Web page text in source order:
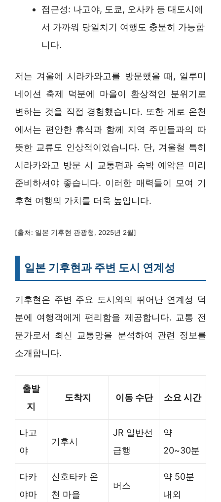
접근성: 나고야, 도쿄, 오사카 등 대도시에
서 가까워 당일치기 여행도 충분히 가능합
니다.
저는 겨울에 시라카와고를 방문했을 때, 일루미
네이션 축제 덕분에 마을이 환상적인 분위기로
변하는 것을 직접 경험했습니다. 또한 게로 온천
에서는 편안한 휴식과 함께 지역 주민들과의 따
뜻한 교류도 인상적이었습니다. 단, 겨울철 특히
시라카와고 방문 시 교통편과 숙박 예약은 미리
준비하셔야 좋습니다. 이러한 매력들이 모여 기
후현 여행의 가치를 더욱 높입니다.
[출처: 일본 기후현 관광청, 2025년 2월]
일본 기후현과 주변 도시 연계성
기후현은 주변 주요 도시와의 뛰어난 연계성 덕
분에 여행객에게 편리함을 제공합니다. 교통 전
문가로서 최신 교통망을 분석하여 관련 정보를
소개합니다.
출발
지
도착지 이동 수단 소요 시간
나고
야
기후시
JR 일반선
급행
약
20~30분
다카
야마
신호타카 온
천 마을
버스
약 50분
내외